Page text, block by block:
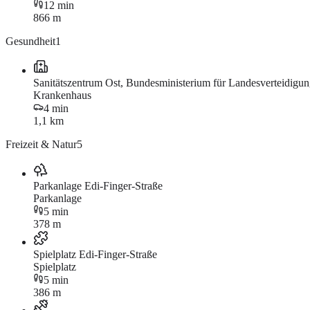
12 min
866 m
Gesundheit1
Sanitätszentrum Ost, Bundesministerium für
Krankenhaus
4 min
1,1 km
Freizeit & Natur5
Parkanlage Edi-Finger-Straße
Parkanlage
5 min
378 m
Spielplatz Edi-Finger-Straße
Spielplatz
5 min
386 m